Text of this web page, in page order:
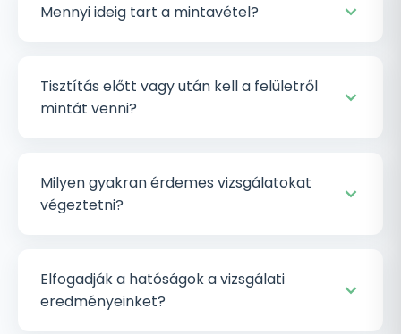
Mennyi ideig tart a mintavétel?
Tisztítás előtt vagy után kell a felületről
mintát venni?
Milyen gyakran érdemes vizsgálatokat
végeztetni?
Elfogadják a hatóságok a vizsgálati
eredményeinket?